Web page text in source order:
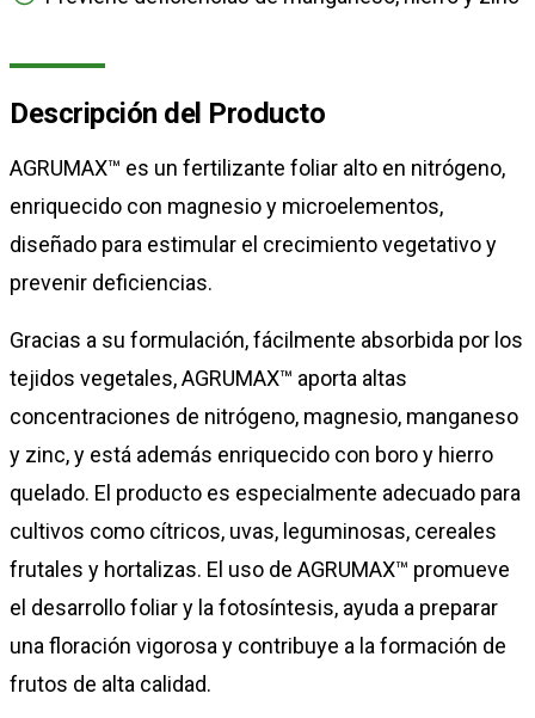
Descripción del Producto
AGRUMAX™ es un fertilizante foliar alto en nitrógeno,
enriquecido con magnesio y microelementos,
diseñado para estimular el crecimiento vegetativo y
prevenir deficiencias.
Gracias a su formulación, fácilmente absorbida por los
tejidos vegetales, AGRUMAX™ aporta altas
concentraciones de nitrógeno, magnesio, manganeso
y zinc, y está además enriquecido con boro y hierro
quelado. El producto es especialmente adecuado para
cultivos como cítricos, uvas, leguminosas, cereales
frutales y hortalizas. El uso de AGRUMAX™ promueve
el desarrollo foliar y la fotosíntesis, ayuda a preparar
una floración vigorosa y contribuye a la formación de
frutos de alta calidad.